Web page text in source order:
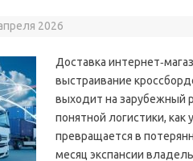
2026
Доставка
выстраивание
выходит на зарубежный
понятной логистики,
превращается в
месяц экспансии